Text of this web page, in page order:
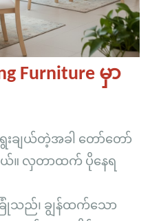
Furniture မှာ
းချယ်တဲ့အခါ တော်တော်
တယ်။ လှတာထက် ပိုနေရ
သည်၊ ချွန်ထက်သော